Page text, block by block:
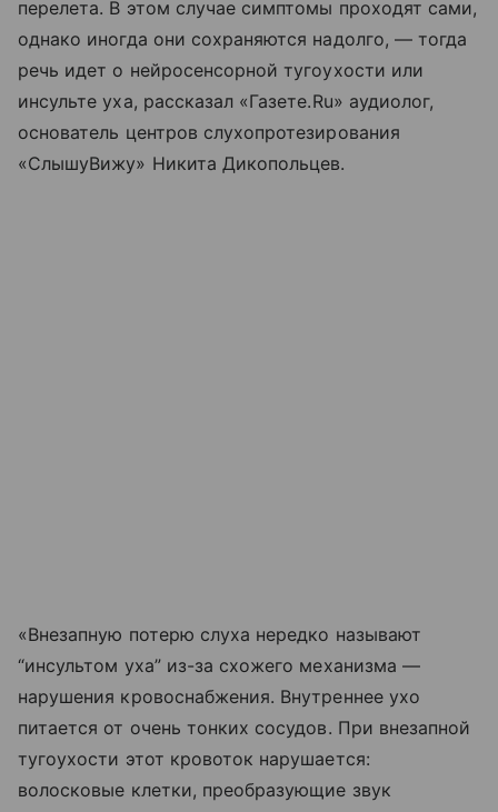
перелета. В этом случае симптомы проходят сами,
однако иногда они сохраняются надолго, — тогда
речь идет о нейросенсорной тугоухости или
инсульте уха, рассказал «Газете.Ru» аудиолог,
основатель центров слухопротезирования
«СлышуВижу» Никита Дикопольцев.
«Внезапную потерю слуха нередко называют
“инсультом уха” из-за схожего механизма —
нарушения кровоснабжения. Внутреннее ухо
питается от очень тонких сосудов. При внезапной
тугоухости этот кровоток нарушается:
волосковые клетки, преобразующие звук